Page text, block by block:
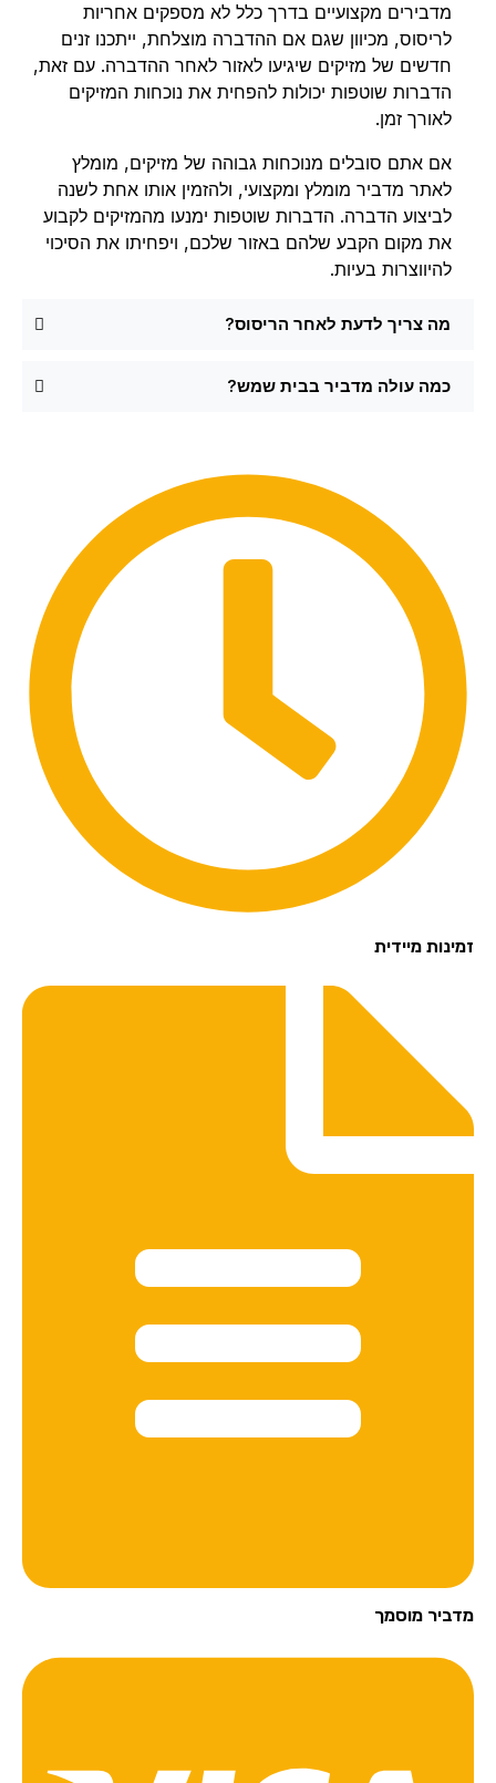
מדבירים מקצועיים בדרך כלל לא מספקים אחריות
לריסוס, מכיוון שגם אם ההדברה מוצלחת, ייתכנו זנים
חדשים של מזיקים שיגיעו לאזור לאחר ההדברה. עם זאת,
הדברות שוטפות יכולות להפחית את נוכחות המזיקים
לאורך זמן.
אם אתם סובלים מנוכחות גבוהה של מזיקים, מומלץ
לאתר מדביר מומלץ ומקצועי, ולהזמין אותו אחת לשנה
לביצוע הדברה. הדברות שוטפות ימנעו מהמזיקים לקבוע
את מקום הקבע שלהם באזור שלכם, ויפחיתו את הסיכוי
להיווצרות בעיות.
מה צריך לדעת לאחר הריסוס?
כמה עולה מדביר בבית שמש?
זמינות מיידית
מדביר מוסמך